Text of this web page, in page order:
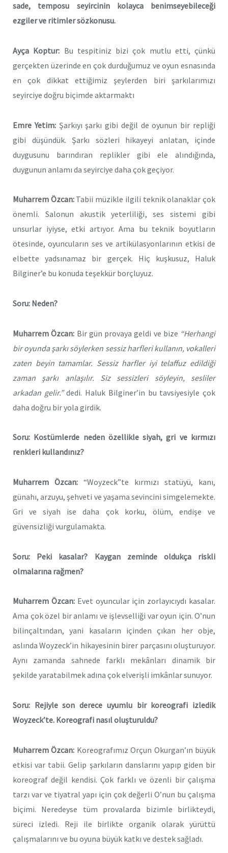
sade, temposu seyircinin kolayca benimseyebileceği
ezgiler ve ritimler sözkonusu.
Ayça Koptur: Bu tespitiniz bizi çok mutlu etti, çünkü
gerçekten üzerinde en çok durduğumuz ve oyun esnasında
en çok dikkat ettiğimiz şeylerden biri şarkılarımızı
seyirciye doğru biçimde aktarmaktı
Emre Yetim:Şarkıyı şarkı gibi değil de oyunun bir repliği
gibi düşündük. Şarkı sözleri hikayeyi anlatan, içinde
duygusunu barındıran replikler gibi ele alındığında,
duygunun anlamı da seyirciye daha çok geçiyor.
Muharrem Özcan:Tabii müzikle ilgili teknik olanaklar çok
önemli. Salonun akustik yeterliliği, ses sistemi gibi
unsurlar iyiyse, etki artıyor. Ama bu teknik boyutların
ötesinde, oyuncuların ses ve artikülasyonlarının etkisi de
elbette yadsınamaz bir gerçek. Hiç kuşkusuz, Haluk
Bilginer’e bu konuda teşekkür borçluyuz.
Soru: Neden?
Muharrem Özcan: Bir gün provaya geldi ve bize “Herhangi
bir oyunda şarkı söylerken sessiz harfleri kullanın, vokalleri
zaten beyin tamamlar. Sessiz harfler iyi telaffuz edildiği
zaman şarkı anlaşılır.
Siz sessizleri söyleyin, sesliler
arkadan gelir.”dedi. Haluk Bilginer’in bu tavsiyesiyle çok
daha doğru bir yola girdik.
Soru: Kostümlerde neden özellikle siyah, gri ve kırmızı
renkleri kullandınız?
Muharrem Özcan: “Woyzeck”te kırmızı statüyü, kanı,
günahı, arzuyu, şehveti ve yaşama sevincini simgelemekte.
Gri ve siyah ise daha çok korku, ölüm, endişe ve
güvensizliği vurgulamakta.
Soru: Peki kasalar? Kaygan zeminde oldukça riskli
olmalarına rağmen?
Muharrem Özcan:Evet oyuncular için zorlayıcıydı kasalar.
Ama çok özel bir anlamı ve işlevselliği var oyun için. O’nun
bilinçaltından, yani kasaların içinden çıkan her obje,
aslında Woyzeck’in hikayesinin birer parçasını oluşturuyor.
Aynı zamanda sahnede farklı mekânları dinamik bir
şekilde yaratabilmek adına çok elverişli imkânlar sunuyor.
Soru: Rejiyle son derece uyumlu bir koreografi izledik
Woyzeck’te. Koreografi nasıl oluşturuldu?
Muharrem Özcan: Koreografımız Orçun Okurgan’ın büyük
etkisi var tabii. Gelip şarkıların danslarını yapıp giden bir
koreograf değil kendisi. Çok farklı ve özenli bir çalışma
tarzı var ve tiyatral yapı için çok değerli O’nun bu çalışma
biçimi. Neredeyse tüm provalarda bizimle birlikteydi,
süreci izledi. Reji ile birlikte organik olarak yürüttü
çalışmalarını ve bu oyuna büyük katkı ve destek sağladı.